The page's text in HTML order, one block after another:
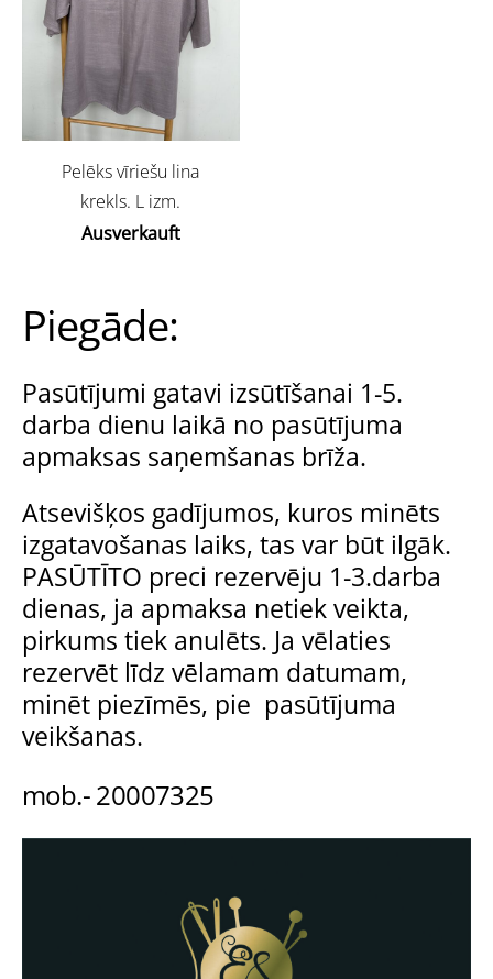
Piegāde:
Pasūtījumi gatavi izsūtīšanai 1-5.
darba dienu laikā no pasūtījuma
apmaksas saņemšanas brīža.
Atsevišķos gadījumos, kuros minēts
izgatavošanas laiks, tas var būt ilgāk.
PASŪTĪTO preci rezervēju 1-3.darba
dienas, ja apmaksa netiek veikta,
pirkums tiek anulēts. Ja vēlaties
rezervēt līdz vēlamam datumam,
minēt piezīmēs, pie pasūtījuma
veikšanas.
mob.- 20007325
Pelēks vīriešu lina
krekls. L izm.
Ausverkauft